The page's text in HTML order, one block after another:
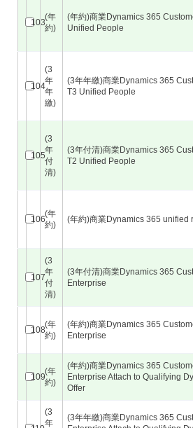
103
(年
約)
(年約)商業Dynamics 365
Unified People
104
(3
年
年
繳)
(3年年繳)商業Dynamics 365
T3 Unified People
105
(3
年
付
清)
(3年付清)商業Dynamics 365
T2 Unified People
106
(年
約)
(年約)商業Dynamics 365 unified
107
(3
年
付
清)
(3年付清)商業Dynamics 365
Enterprise
108
(年
約)
(年約)商業Dynamics 365
Enterprise
109
(年
約)
(年約)商業Dynamics 365
Enterprise Attach to Qualifying
Offer
(3
年
(3年年繳)商業Dynamics 365